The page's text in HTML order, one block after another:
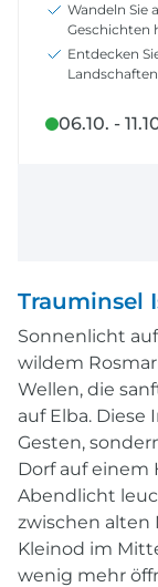
Wandeln Sie
Geschichten
Entdecken
06.10. -
Trauminsel
Sonnenlicht
wildem
Wellen, die
auf Elba.
Gesten,
Dorf auf einem
Abendlicht
zwischen alten
Kleinod im
wenig mehr